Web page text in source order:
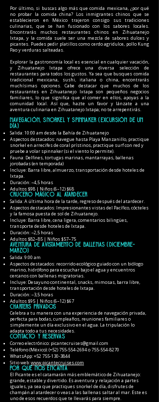
Por último, si buscas algo más que comida mexicana, ¿por qué
no probar la comida china? Los inmigrantes chinos que se
establecieron en México trajeron consigo sus tradiciones
culinarias, que se han fusionado con los sabores locales.
Encontrarás muchos restaurantes chinos en Zihuatanejo
Ixtapa, y la comida suele ser una mezcla de sabores dulces y
picantes. Puedes pedir platillos como cerdo agridulce, pollo Kung
Pao y verduras salteadas.
Explorar la gastronomía local es esencial en cualquier vacación,
y Zihuatanejo Ixtapa ofrece una diversa selección de
restaurantes para todos los gustos. Ya sea que busques comida
tradicional mexicana, sushi, italiana o china, encontrarás
muchísimas opciones. Cabe destacar que muchos de los
restaurantes en Zihuatanejo Ixtapa son pequeños negocios
familiares, lo que significa que al comer en ellos, apoyas a la
comunidad local. Así que, hazte un favor y lánzate a una
aventura culinaria en Zihuatanejo Ixtapa; no te arrepentirás.
Navegación, snorkel y spinnaker (excursión de un
día)
Salida: 10:00 am desde la Bahía de Zihuatanejo
Aspectos destacados: navegue hasta Playa Manzanillo, practique
snorkel en arrecifes de coral prístinos, practique surf con red y
pruebe a volar spinnaker (si el viento lo permite).
Fauna: Delfines, tortugas marinas, mantarrayas, ballenas
jorobadas (en temporada)
Incluye: Barra libre, almuerzo, transportación desde hoteles de
Ixtapa.
Duración: ~4,5 horas
Adultos $98 | Niños (6–12) $68
Crucero mágico al atardecer
Salida: A última hora de la tarde, regreso después del atardecer.
Aspectos destacados: Impresionantes vistas del Pacífico, cócteles
y la famosa puesta de sol de Zihuatanejo.
Incluye: Barra libre, cena ligera, comentarios bilingües,
transporte desde hoteles de Ixtapa.
Duración: ~2,5 horas
Adultos $82–85 | Niños $57–75
Aventura de avistamiento de ballenas (diciembre-
marzo)
Salida: 9:00 am
Aspectos destacados: recorrido ecológico guiado con un biólogo
marino, hidrófono para escuchar bajo el agua y encuentros
cercanos con ballenas migratorias.
Incluye: Desayuno continental, snacks, mimosas, barra libre,
transportación desde hoteles de Ixtapa.
Duración: ~3,5 horas
Adultos $95 | Niños (6–12) $67
Charters privados
Celebra a tu manera con una experiencia de navegación privada,
perfecta para bodas, cumpleaños, reuniones familiares o
simplemente un día exclusivo en el agua. La tripulación lo
adapta todo a tus necesidades.
Contacto y reservas
Correo electrónico: picantecruises@gmail.com
Teléfono (México): (+52)755-554-2694o755-554-8270
WhatsApp:+52 755-130-3844
Sitio web:www.picantecruises.com
Por qué nos encanta
El Picante es el catamarán más emblemático de Zihuatanejo:
grande, estable y divertido. Es aventura y relajación a partes
iguales, ya sea que practiques snorkel de día, disfrutes de
champán al atardecer o veas a las ballenas saltar al mar. Este es
uno de esos recuerdos que te llevarás para siempre.